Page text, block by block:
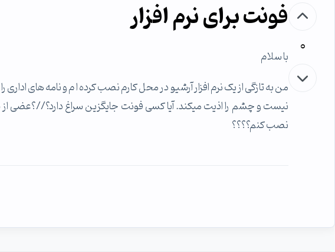
0
فونت برای نرم افزار
با سلام
من به تازگی از یک نرم افزار آرشیو در محل کارم نصب کرده ا م و نامه های
نیست و چشم را اذیت میکند. آیا کسی فونت جایگزین سراغ دارد؟//؟عضی از
نصب کنم؟؟؟؟